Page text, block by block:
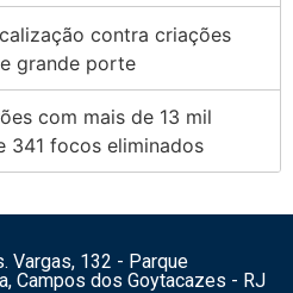
contra criações
grande porte
com mais de 13 mil
341 focos eliminados
Vargas, 132 - Parque
Campos dos Goytacazes - RJ